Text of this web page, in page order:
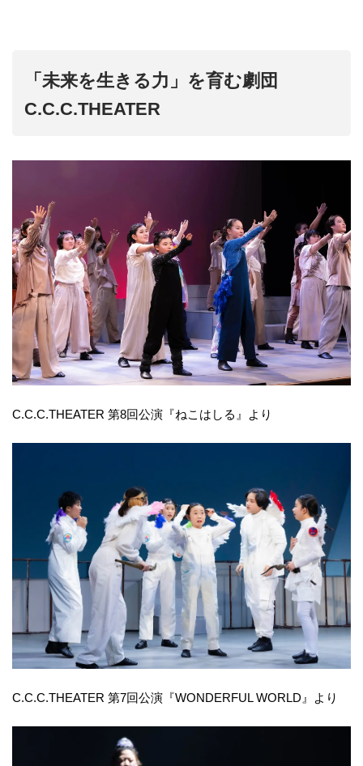
「未来を生きる力」を育む劇団
C.C.C.THEATER
C.C.C.THEATER 第8回公演『ねこはしる』より
C.C.C.THEATER 第7回公演『WONDERFUL WORLD』より